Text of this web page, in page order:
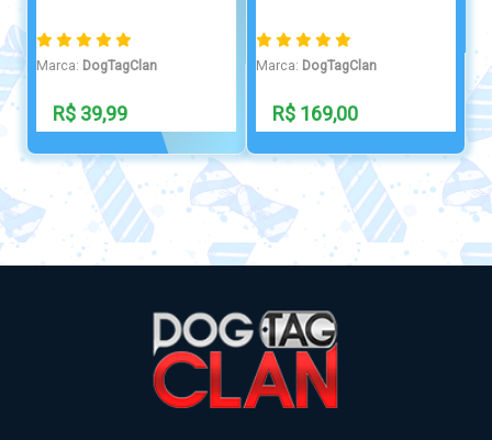
Marca:DogTagClan
R$ 169,00
Marca:DogTagClan
Indisponível